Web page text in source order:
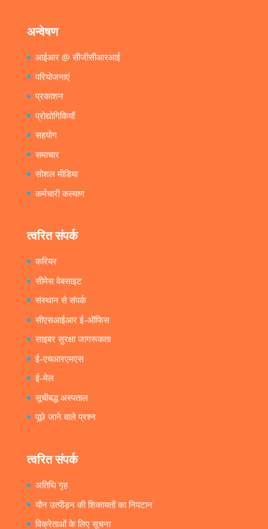
अन्वेषण
आईआर @ सीजीसीआरआई
परियोजनाएं
प्रकाशन
प्रोद्योगिकियाँ
सहयोग
समाचार
सोशल मीडिया
कर्मचारी कल्याण
त्वरित संपर्क
करियर
सीमेस वेबसाइट
संस्थान से संपर्क
सीएसआईआर ई-ऑफिस
साइबर सुरक्षा जागरूकता
ई-एचआरएमएस
ई-मेल
सूचीबद्ध अस्पताल
पूछे जाने वाले प्रश्न
त्वरित संपर्क
अतिथि गृह
यौन उत्पीड़न की शिकायतों का निपटान
विक्रेताओं के लिए सूचना